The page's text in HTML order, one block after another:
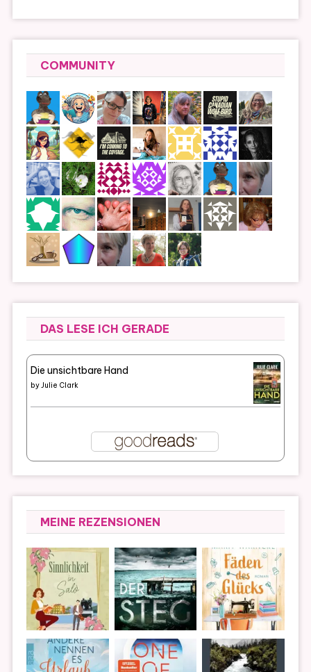
COMMUNITY
DAS LESE ICH GERADE
Die unsichtbare Hand
byJulie Clark
MEINE REZENSIONEN